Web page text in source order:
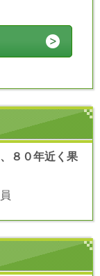
８０年近く果